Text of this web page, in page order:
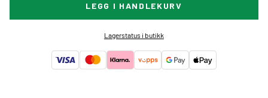
LEGG I HANDLEKURV
Lagerstatus i butikk